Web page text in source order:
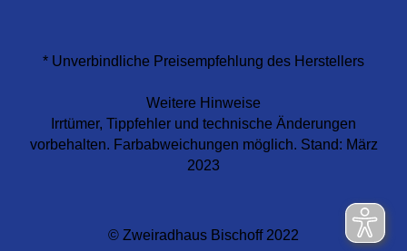
* Unverbindliche Preisempfehlung des Herstellers
Weitere Hinweise
Irrtümer, Tippfehler und technische Änderungen
vorbehalten. Farbabweichungen möglich. Stand: März
2023
© Zweiradhaus Bischoff 2022